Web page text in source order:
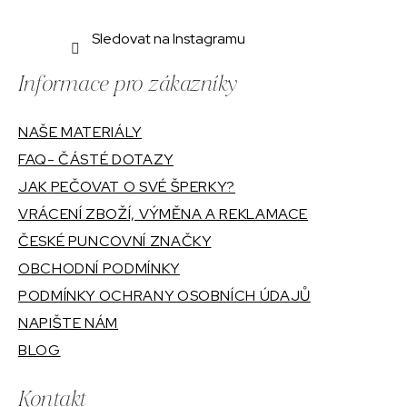
Sledovat na Instagramu
Informace pro zákazníky
NAŠE MATERIÁLY
FAQ- ČÁSTÉ DOTAZY
JAK PEČOVAT O SVÉ ŠPERKY?
VRÁCENÍ ZBOŽÍ, VÝMĚNA A REKLAMACE
ČESKÉ PUNCOVNÍ ZNAČKY
OBCHODNÍ PODMÍNKY
PODMÍNKY OCHRANY OSOBNÍCH ÚDAJŮ
NAPIŠTE NÁM
BLOG
Kontakt